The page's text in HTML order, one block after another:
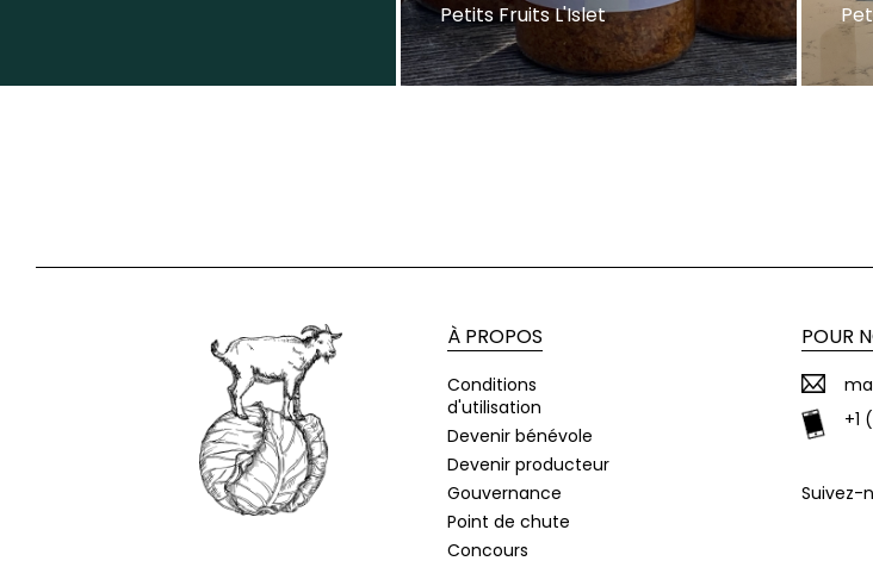
Petits Fruits L'Islet
À PROPOS
Conditions
d'utilisation
Devenir bénévole
Devenir producteur
Gouvernance
Point de chute
Concours
POUR
+1
Suivez-